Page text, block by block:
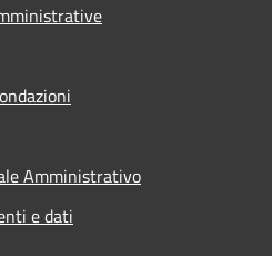
Amministrativo
e dati